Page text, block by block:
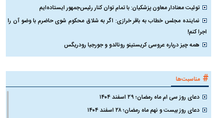
توئیت معنادار معاون پزشکیان: با تمام توان کنار رئیس‌جمهور ایستاده‌ایم
نماینده مجلس خطاب به باقر خرازی: اگر به شلاق محکوم شوی حاضرم با وضو آن را
اجرا کنم!
همه چیز درباره عروسی کریستینو رونالدو و جورجیا رودریگس
# مناسبت‌ها
دعای روز سی ام ماه رمضان؛ ۲۹ اسفند ۱۴۰۴
دعای روز بیست و نهم ماه رمضان؛ ۲۸ اسفند ۱۴۰۴